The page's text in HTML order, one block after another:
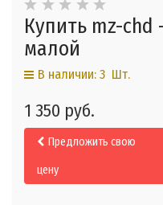
Купить mz-
малой
В наличии: 3 Шт.
1 350 руб.
Предложить свою
цену